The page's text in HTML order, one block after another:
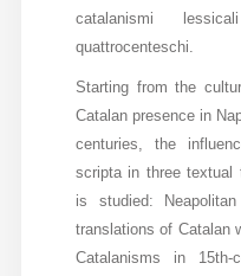
catalanismi
quattrocenteschi.
Starting from the
Catalan presence in
centuries, the
scripta in three textual
is studied:
translations of Catalan
Catalanisms in 15th-